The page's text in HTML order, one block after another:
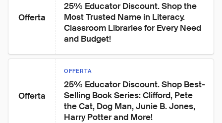
Offerta
25% Educator Discount. Shop the
Most Trusted Name in Literacy.
Classroom Libraries for Every Need
and Budget!
Offerta
OFFERTA
25% Educator Discount. Shop Best-
Selling Book Series: Clifford, Pete
the Cat, Dog Man, Junie B. Jones,
Harry Potter and More!